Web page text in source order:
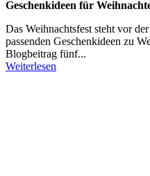
Geschenkideen für
Das Weihnachtsfest steht vor
passenden Geschenkideen zu
Blogbeitrag fünf...
Weiterlesen